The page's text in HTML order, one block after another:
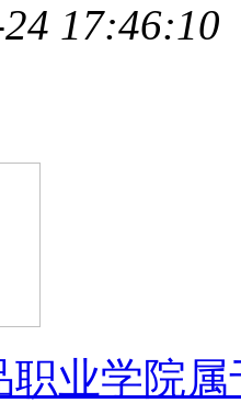
17:46:10
职业学院属